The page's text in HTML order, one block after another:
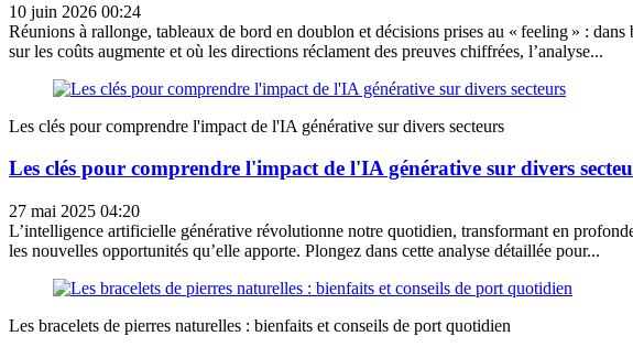
10 juin 2026 00:24
Réunions à rallonge, tableaux de bord en doublon et décisions prises au « feeling » :
sur les coûts augmente et où les directions réclament des preuves chiffrées, l’analyse...
Les clés pour comprendre l'impact de l'IA générative sur divers secteurs
Les clés pour comprendre l'impact de l'IA générative sur divers
27 mai 2025 04:20
L’intelligence artificielle générative révolutionne notre quotidien, transformant en
les nouvelles opportunités qu’elle apporte. Plongez dans cette analyse détaillée pour...
Les bracelets de pierres naturelles : bienfaits et conseils de port quotidien